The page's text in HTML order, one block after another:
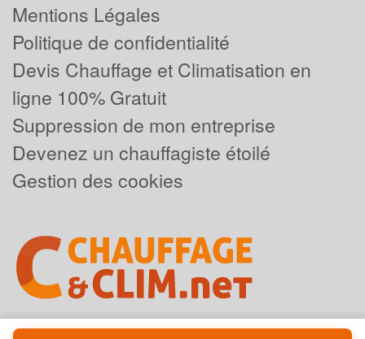
Mentions Légales
Politique de confidentialité
Devis Chauffage et Climatisation en
ligne 100% Gratuit
Suppression de mon entreprise
Devenez un chauffagiste étoilé
Gestion des cookies